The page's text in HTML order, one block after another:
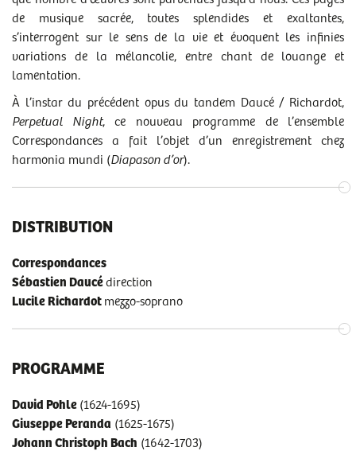
vendredi 9 janvier, à 19h
de musique sacrée, toutes splendides et exaltantes,
s’interrogent sur le sens de la vie et évoquent les infinies
variations de la mélancolie, entre chant de louange et
lamentation.
À l’instar du précédent opus du tandem Daucé / Richardot,
Perpetual Night, ce nouveau programme de l’ensemble
Correspondances a fait l’objet d’un enregistrement chez
harmonia mundi (Diapason d’or).
DISTRIBUTION
Correspondances
Sébastien Daucédirection
Lucile Richardot mezzo-soprano
PROGRAMME
David Pohle (1624-1695)
Giuseppe Peranda (1625-1675)
Johann Christoph Bach (1642-1703)